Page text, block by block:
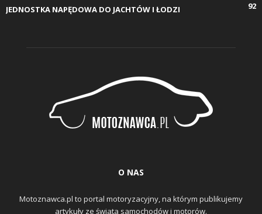
JEDNOSTKA NAPĘDOWA DO JACHTÓW I ŁODZI
92
O NAS
Motoznawca.pl to portal motoryzacyjny, na którym publikujemy
artykuły ze świata samochodów i motorów.